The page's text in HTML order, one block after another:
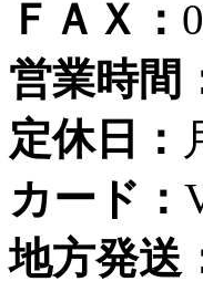
ＦＡＸ：
営業時間
定休日：
カード：
地方発送